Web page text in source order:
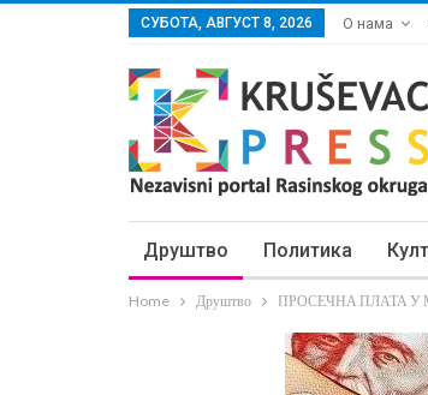
СУБОТА, АВГУСТ 8, 2026 О нама
Друштво Политика
Home Друштво ПРОСЕЧНА ПЛАТА У